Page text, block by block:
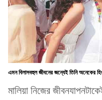
এমন বিলাসবহুল জীবনের জন্যেই তিনি অনেকের
মালিয়া নিজের